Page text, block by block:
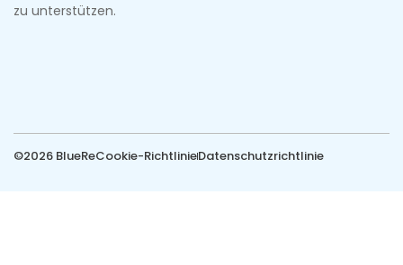
zu unterstützen.
©2026 BlueReCookie-RichtlinieDatenschutzrichtlinie